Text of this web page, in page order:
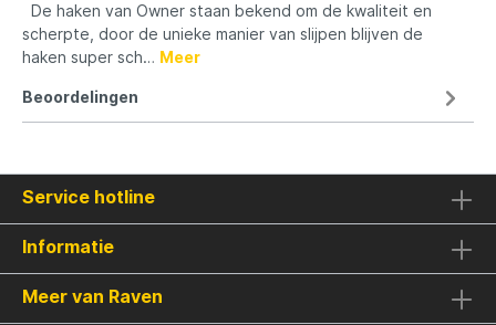
De haken van Owner staan bekend om de kwaliteit en
scherpte, door de unieke manier van slijpen blijven de
haken super sch… Meer
Beoordelingen
Service hotline
Informatie
Meer van Raven